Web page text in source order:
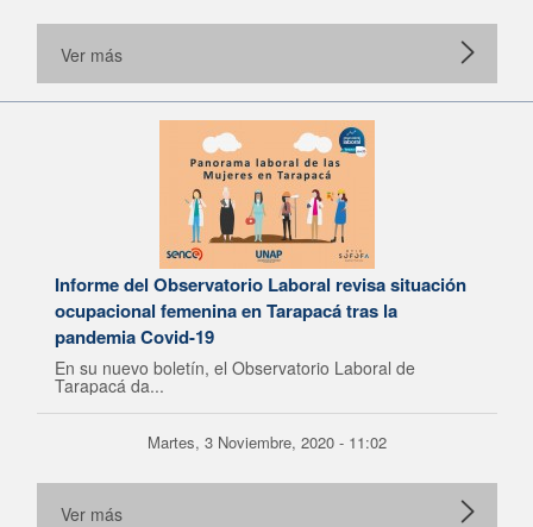
Ver más
Informe del Observatorio Laboral revisa situación
ocupacional femenina en Tarapacá tras la
pandemia Covid-19
En su nuevo boletín, el Observatorio Laboral de
Tarapacá da...
Martes, 3 Noviembre, 2020 - 11:02
Ver más